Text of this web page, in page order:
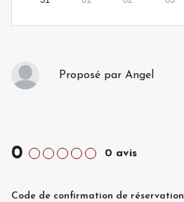
Proposé par Angel
0 0 avis
Code de confirmation de réservation